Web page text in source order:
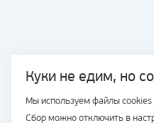
Куки не едим, но
Мы используем файлы
Сбор можно отключить в